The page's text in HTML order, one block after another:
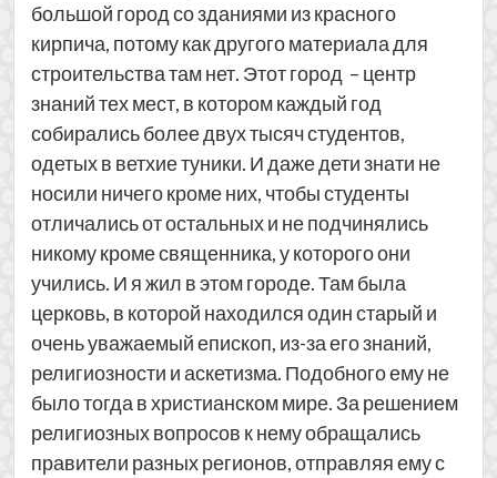
большой город со зданиями из красного
кирпича, потому как другого материала для
строительства там нет. Этот город – центр
знаний тех мест, в котором каждый год
собирались более двух тысяч студентов,
одетых в ветхие туники. И даже дети знати не
носили ничего кроме них, чтобы студенты
отличались от остальных и не подчинялись
никому кроме священника, у которого они
учились. И я жил в этом городе. Там была
церковь, в которой находился один старый и
очень уважаемый епископ, из-за его знаний,
религиозности и аскетизма. Подобного ему не
было тогда в христианском мире. За решением
религиозных вопросов к нему обращались
правители разных регионов, отправляя ему с